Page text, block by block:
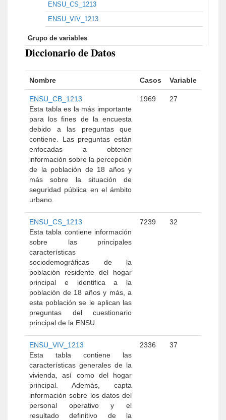
ENSU_CS_1213
ENSU_VIV_1213
Grupo de variables
Diccionario de Datos
Nombre Casos Variable
ENSU_CB_1213
Esta tabla es la más importante
para los fines de la encuesta
debido a las preguntas que
contiene. Las preguntas están
enfocadas a obtener
información sobre la percepción
de la población de 18 años y
más sobre la situación de
seguridad pública en el ámbito
urbano.
1969 27
ENSU_CS_1213
Esta tabla contiene información
sobre las principales
características
sociodemográficas de la
población residente del hogar
principal e identifica a la
población de 18 años y más, a
esta población se le aplican las
preguntas del cuestionario
principal de la ENSU.
7239 32
ENSU_VIV_1213
Esta tabla contiene las
características generales de la
vivienda, así como del hogar
principal. Además, capta
información sobre los datos del
personal operativo y el
resultado definitivo de la
2336 37